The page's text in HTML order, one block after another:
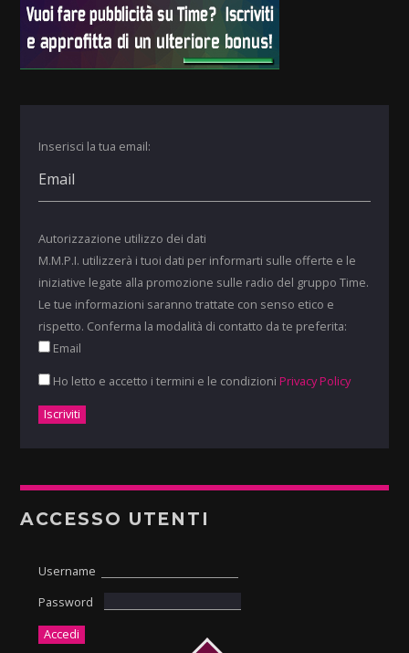
Inserisci la tua email:
Autorizzazione utilizzo dei dati
M.M.P.I. utilizzerà i tuoi dati per informarti sulle offerte e le
iniziative legate alla promozione sulle radio del gruppo Time.
Le tue informazioni saranno trattate con senso etico e
rispetto. Conferma la modalità di contatto da te preferita:
Email
Ho letto e accetto i termini e le condizioni Privacy Policy
ACCESSO UTENTI
Username
Password